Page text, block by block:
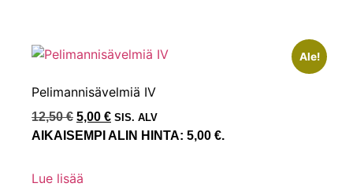
Ale!
Pelimannisävelmiä IV
12,50€ 5,00 € SIS. ALV
AIKAISEMPI ALIN HINTA: 5,00 €.
Lue lisää